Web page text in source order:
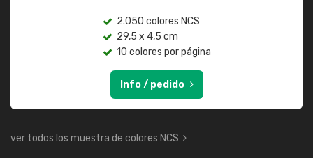
2.050 colores NCS
29,5 x 4,5 cm
10 colores por página
Info / pedido
ver todos los muestra de colores NCS